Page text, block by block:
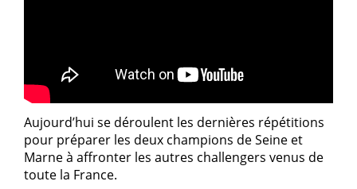
Aujourd’hui se déroulent les dernières répétitions
pour préparer les deux champions de Seine et
Marne à affronter les autres challengers venus de
toute la France.